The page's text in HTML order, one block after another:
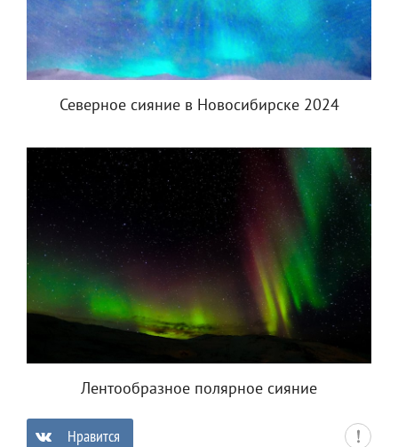
Северное сияние в Новосибирске 2024
Лентообразное полярное сияние
Нравится